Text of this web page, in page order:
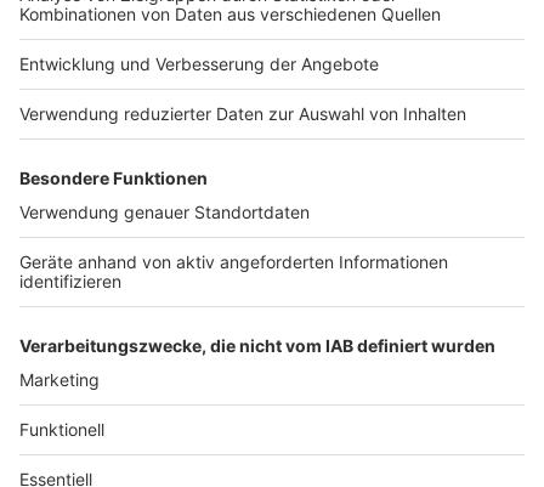
Anmeldung und weitere Informationen
Anzeige
Die Teilnahme an den Workshops ist kostenfrei, eine
Anmeldung ist jedoch erforderlich. Die Zugangsdaten
werden nach Anmeldung per E-Mail an
wirtschaft@viersen.deverschickt. Weitere
Informationen und die genaue Übersicht der